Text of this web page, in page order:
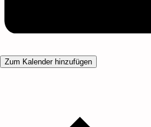
Zum Kalender hinzufügen